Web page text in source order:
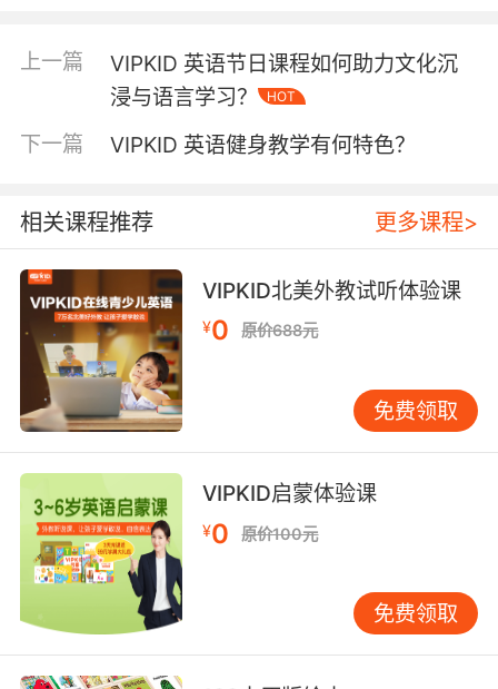
化。学员通过手势交互寻找彩蛋，系统实时反馈
英文语音指令，形成行为-语言-认知的闭环学
习。斯坦福大学教育科技研究中心2022年报告指
出，多模态交互可使语言记忆效率提升58%，印
证了该教学模式的科学性。 动态分层教学体系满
节主题中自动调整教学难度：初级学员侧重火鸡
（turkey）、玉米棒（cornucopia）等具象词
汇，进阶学员则开展关于清教徒历史的英文辩
论。这种自适应机制实现了Bloom分类法中记忆-
理解-应用的层级跨越。 三、效果评估：显性进
步与隐性素养的双重收获 短期成效体现在语言能
力的全面提升。2023年寒假课程数据显示，参与
学员在节日相关词汇量测试中平均得分提高
62%，同时带动日常口语表达流畅度提升28%。
更值得关注的是隐性文化素养的培育，89%的家
长反馈孩子开始主动探究父亲节、中秋节等中外
节日的文化异同。 长期价值在于全球胜任力的培
养。通过系统学习不同文化节日，学员逐渐建立
文化相对论认知。某学员在独立日主题课上自发
对比中美国庆庆典差异，展现出超越语言本身的
批判性思维，这正契合OECD提出的全球能力框
架核心素养。 四、创新展望：教育科技与人文精
上一篇
VIPKID 英语节日课程如何助力文化沉
浸与语言学习？
HOT
下一篇 VIPKID 英语健身教学有何特色？
相关课程推荐 更多课程>
VIPKID北美外教试听体验课
¥0 原价688元
免费领取
VIPKID启蒙体验课
¥0 原价100元
免费领取